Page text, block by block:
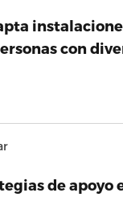
con
de apoyo